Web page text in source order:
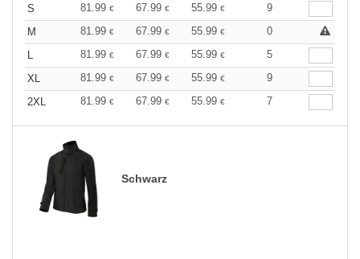
S
81.99 € 67.99 € 55.99 €
9
M
81.99 € 67.99 € 55.99 €
0
L
81.99 € 67.99 € 55.99 €
5
XL
81.99 € 67.99 € 55.99 €
9
2XL
81.99 € 67.99 € 55.99 € 7
Schwarz